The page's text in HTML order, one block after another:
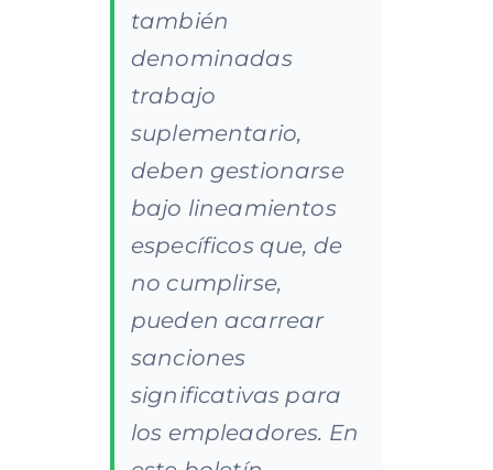
también
denominadas
trabajo
suplementario,
deben gestionarse
bajo lineamientos
específicos que, de
no cumplirse,
pueden acarrear
sanciones
significativas para
los empleadores. En